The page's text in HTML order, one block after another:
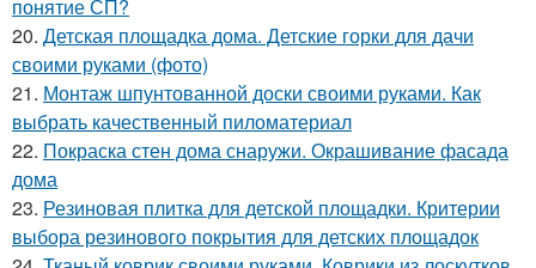
понятие СП?
20. Детская площадка дома. Детские горки для дачи
своими руками (фото)
21. Монтаж шпунтованной доски своими руками. Как
выбрать качественный пиломатериал
22. Покраска стен дома снаружи. Окрашивание фасада
дома
23. Резиновая плитка для детской площадки. Критерии
выбора резинового покрытия для детских площадок